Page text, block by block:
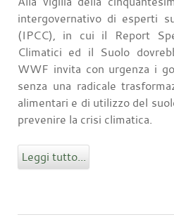
intergovernativo di esperti
(IPCC), in cui il Report
Climatici ed il Suolo
WWF invita con urgenza i
senza una radicale
alimentari e di utilizzo del
prevenire la crisi climatica.
Leggi tutto...